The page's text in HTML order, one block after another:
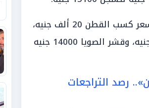
وأضافوا أن سعر طن بذور القطن بلغ 22000 جنيه، وسعر كسب القطن 20 ألف جنيه،
وكسب الكتان 25000 جنيه، والنخالة الخشنة 13000 جنيه، وقشر الصويا 14000 جنيه
رصد التراجعات